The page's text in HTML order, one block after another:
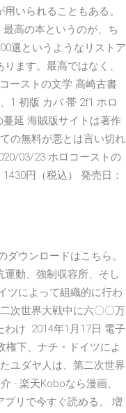
いられることもある。
高の本というのが、ち
選というようなリストア
ます。最高ではなく、
ーストの文学 高崎古書
1 初版 カバ 帯 2f1 ホロ
延 海賊版サイトは著作
の無料が悪とは言い切れ
03/23 ホロコーストの
円（税込） 発売日：
ウンロードはこちら。
動、強制収容所、そし
ツによって組織的に行わ
次世界大戦中に六〇〇万
わけ 2014年1月17日 電子
権下、ナチ・ドイツによ
ユダヤ人は、第二次世界
- 楽天Koboなら漫画、
リで今すぐ読める。 増